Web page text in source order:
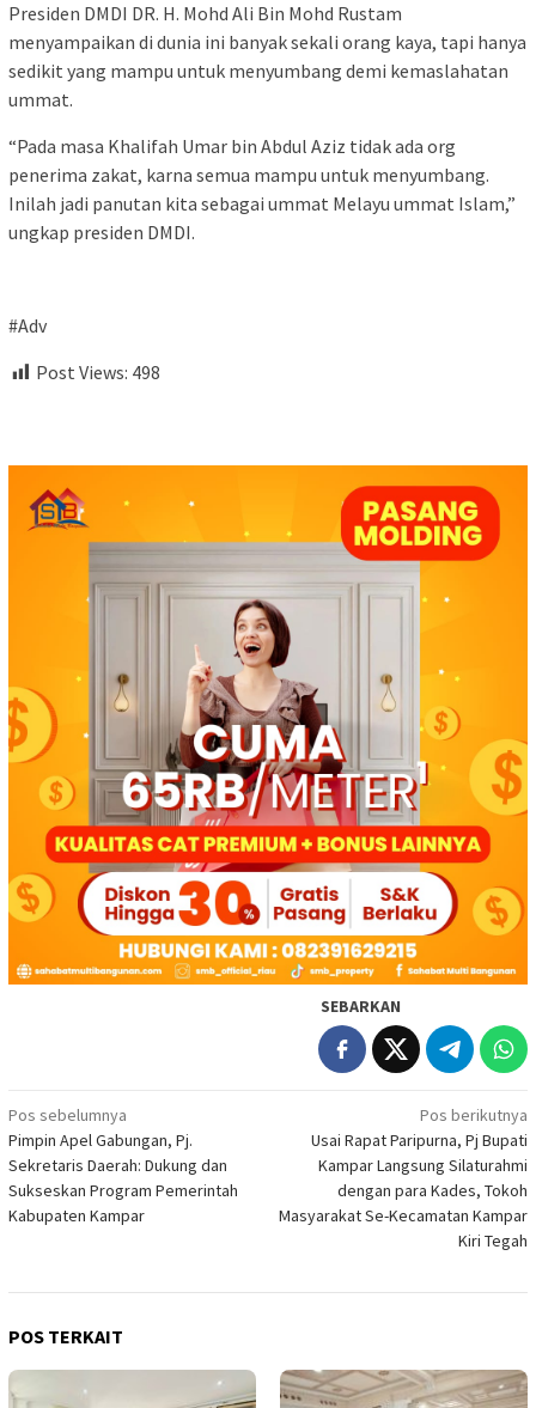
Presiden DMDI DR. H. Mohd Ali Bin Mohd Rustam
menyampaikan di dunia ini banyak sekali orang kaya, tapi hanya
sedikit yang mampu untuk menyumbang demi kemaslahatan
ummat.
“Pada masa Khalifah Umar bin Abdul Aziz tidak ada org
penerima zakat, karna semua mampu untuk menyumbang.
Inilah jadi panutan kita sebagai ummat Melayu ummat Islam,”
ungkap presiden DMDI.
#Adv
Post Views: 498
SEBARKAN
Navigasi
pos
Pos sebelumnya
Pimpin Apel Gabungan, Pj.
Sekretaris Daerah: Dukung dan
Sukseskan Program Pemerintah
Kabupaten Kampar
Pos berikutnya
Usai Rapat Paripurna, Pj Bupati
Kampar Langsung Silaturahmi
dengan para Kades, Tokoh
Masyarakat Se-Kecamatan Kampar
Kiri Tegah
POS TERKAIT